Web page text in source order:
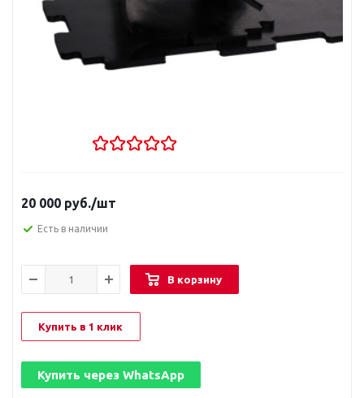
20 000 руб./шт
Есть в наличии
В корзину
Купить в 1 клик
Купить через WhatsApp